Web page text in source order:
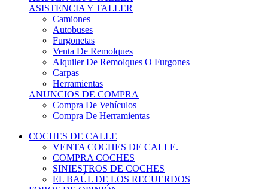
ASISTENCIA Y TALLER
Camiones
Autobuses
Furgonetas
Venta De Remolques
Alquiler De Remolques O Furgones
Carpas
Herramientas
ANUNCIOS DE COMPRA
Compra De Vehículos
Compra De Herramientas
COCHES DE CALLE
VENTA COCHES DE CALLE.
COMPRA COCHES
SINIESTROS DE COCHES
EL BAÚL DE LOS RECUERDOS